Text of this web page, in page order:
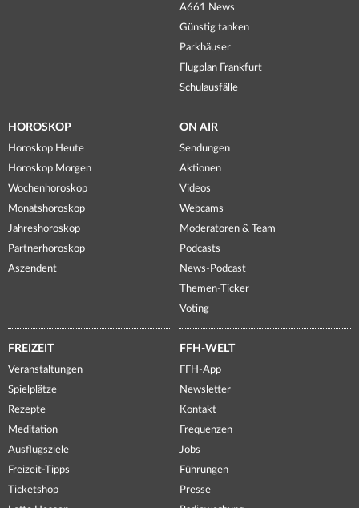
A661 News
Günstig tanken
Parkhäuser
Flugplan Frankfurt
Schulausfälle
HOROSKOP
Horoskop Heute
Horoskop Morgen
Wochenhoroskop
Monatshoroskop
Jahreshoroskop
Partnerhoroskop
Aszendent
ON AIR
Sendungen
Aktionen
Videos
Webcams
Moderatoren & Team
Podcasts
News-Podcast
Themen-Ticker
Voting
FREIZEIT
Veranstaltungen
Spielplätze
Rezepte
Meditation
Ausflugsziele
Freizeit-Tipps
Ticketshop
FFH-WELT
FFH-App
Newsletter
Kontakt
Frequenzen
Jobs
Führungen
Presse